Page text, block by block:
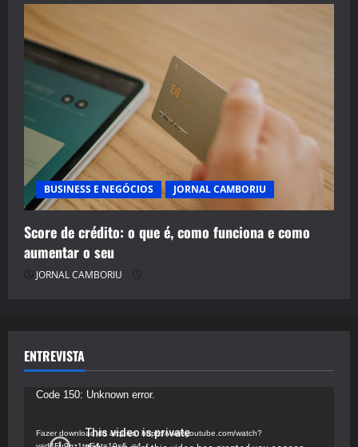
BUSINESS E NEGÓCIOS JORNAL CAMBORIU
Score de crédito: o que é, como funciona e como
aumentar o seu
JORNAL CAMBORIU
ENTREVISTA
Tocador
vídeo
Code 150: Unknown error.
Fazer download do arquivo: https://www.youtube.com/watch?